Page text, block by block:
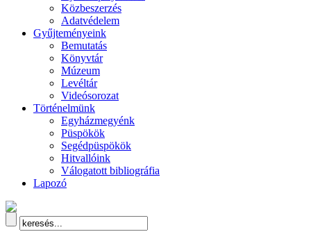
Közbeszerzés
Adatvédelem
Gyűjteményeink
Bemutatás
Könyvtár
Múzeum
Levéltár
Videósorozat
Történelmünk
Egyházmegyénk
Püspökök
Segédpüspökök
Hitvallóink
Válogatott bibliográfia
Lapozó